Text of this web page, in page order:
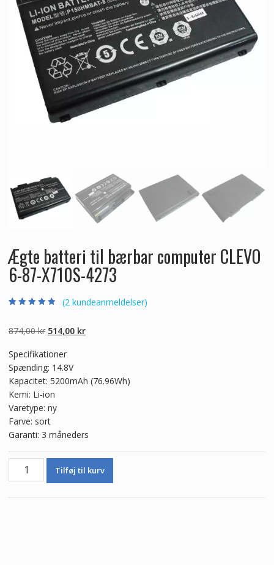
Ægte batteri til bærbar computer CLEVO
6-87-X710S-4273
baseret på
kundebedømme
(2 kundeanmeldelser)
874,00kr Den
pris
var:
874,00 kr.
514,00 krDen
514,00 kr.
Specifikationer
Spænding: 14.8V
Kapacitet: 5200mAh (76.96Wh)
Kemi: Li-ion
Varetype: ny
Farve: sort
Garanti: 3 måneders
Ægte
Tilføj til kurv